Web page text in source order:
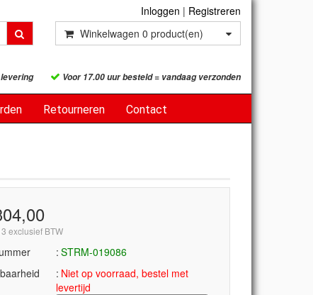
Inloggen | Registreren
Winkelwagen 0 product(en)
Voor 17.00 uur besteld = vandaag verzonden
Retourneren Contact
exclusief BTW
STRM-019086
Niet op voorraad, bestel met
levertijd